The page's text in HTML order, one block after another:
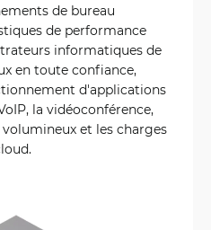
de bureau
de performance
informatiques de
en toute confiance,
d'applications
la vidéoconférence,
et les charges